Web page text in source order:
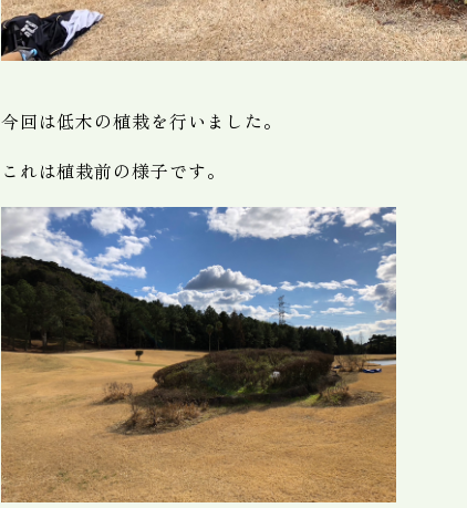
今回は低木の植栽を行いました。
これは植栽前の様子です。